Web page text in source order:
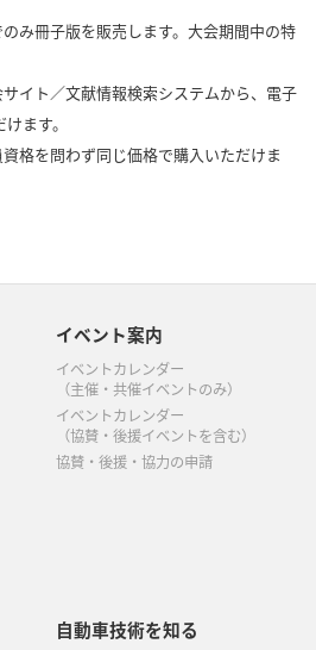
み冊子版を販売します。大会期間中の特
イト／文献情報検索システムから、電子
ます。
格を問わず同じ価格で購入いただけま
イベント案内
イベントカレンダー
（主催・共催イベントのみ）
イベントカレンダー
（協賛・後援イベントを含む）
協賛・後援・協力の申請
自動車技術を知る